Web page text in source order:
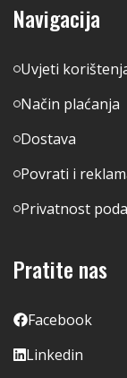
Navigacija
Uvjeti
Način plaćanja
Dostava
Povrati i
Privatnost
Pratite nas
Facebook
Linkedin